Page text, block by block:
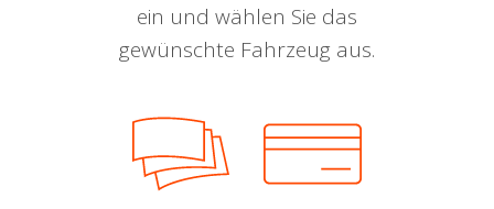
ein und wählen Sie das
gewünschte Fahrzeug aus.